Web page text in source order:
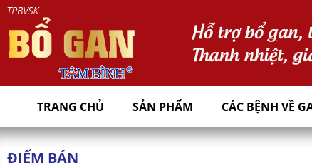
TRANG CHỦ SẢN PHẨM CÁC BỆNH VỀ
ĐIỂM BÁN